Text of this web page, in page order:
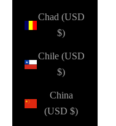
Chad (USD
$)
Chile (USD
$)
China
(USD $)